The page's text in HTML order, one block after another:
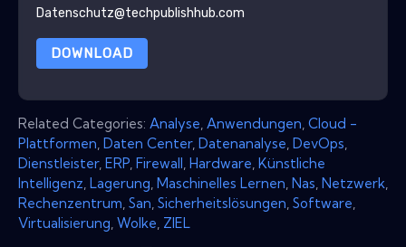
Datenschutz@techpublishhub.com
DOWNLOAD
Related Categories: Analyse Anwendungen Cloud -
Plattformen Daten Center, Datenanalyse DevOps
Dienstleister, ERP Firewall Hardware Künstliche
Intelligenz Lagerung Maschinelles Lernen Nas Netzwerk
Rechenzentrum San Sicherheitslösungen Software
Virtualisierung Wolke ZIEL